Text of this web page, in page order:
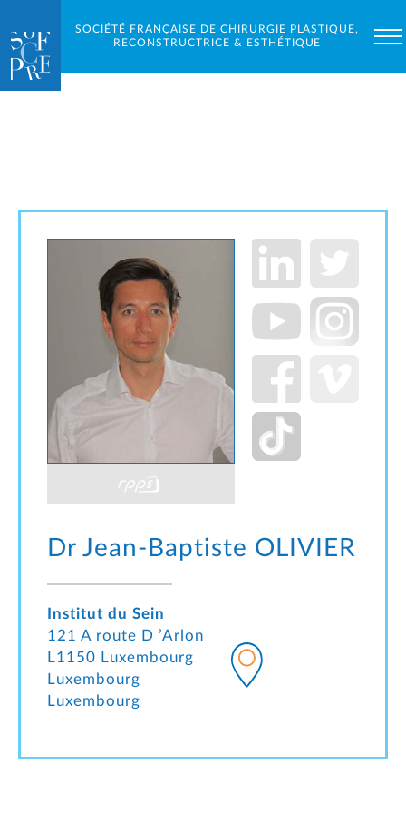
SOCIÉTÉ FRANÇAISE DE CHIRURGIE PLASTIQUE,
RECONSTRUCTRICE & ESTHÉTIQUE
Dr Jean-Baptiste OLIVIER
Institut du Sein
121 A route D ’Arlon
L1150 Luxembourg
Luxembourg
Luxembourg